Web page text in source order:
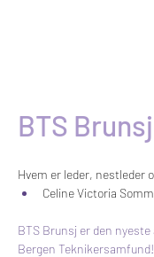
BTS Brunsj
Hvem er leder, nestleder
Celine Victoria
BTS Brunsj er den
Bergen Teknikersamfund!